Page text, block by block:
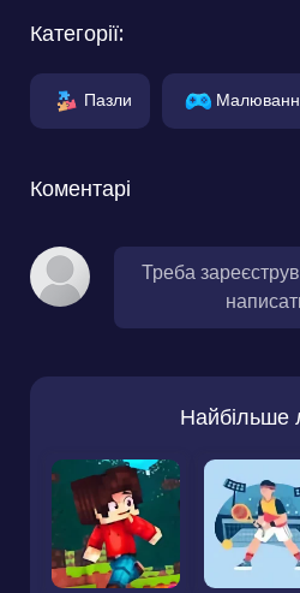
Категорії:
Пазли
Коментарі
Треба
Найбільше